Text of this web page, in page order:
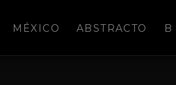
MÉXICO ABSTRACTO B